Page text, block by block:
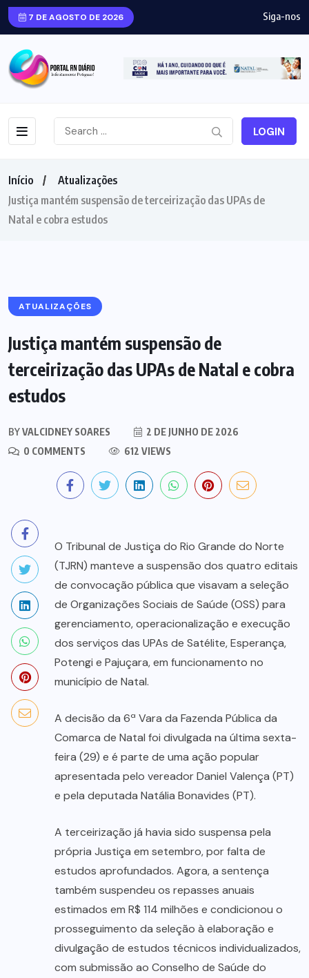
7 DE AGOSTO DE 2026 Siga-nos
LOGIN
Início
Atualizações
Justiça mantém suspensão de terceirização das UPAs de
Natal e cobra estudos
ATUALIZAÇÕES
Justiça mantém suspensão de
terceirização das UPAs de Natal e cobra
estudos
BYVALCIDNEY SOARES
2 DE JUNHO DE 2026
0 COMMENTS
612 VIEWS
O Tribunal de Justiça do Rio Grande do Norte
(TJRN) manteve a suspensão dos quatro editais
de convocação pública que visavam a seleção
de Organizações Sociais de Saúde (OSS) para
gerenciamento, operacionalização e execução
dos serviços das UPAs de Satélite, Esperança,
Potengi e Pajuçara, em funcionamento no
município de Natal.
A decisão da 6ª Vara da Fazenda Pública da
Comarca de Natal foi divulgada na última sexta-
feira (29) e é parte de uma ação popular
apresentada pelo vereador Daniel Valença (PT)
e pela deputada Natália Bonavides (PT).
A terceirização já havia sido suspensa pela
própria Justiça em setembro, por falta de
estudos aprofundados. Agora, a sentença
também suspendeu os repasses anuais
estimados em R$ 114 milhões e condicionou o
prosseguimento da seleção à elaboração e
divulgação de estudos técnicos individualizados,
com submissão ao Conselho de Saúde do